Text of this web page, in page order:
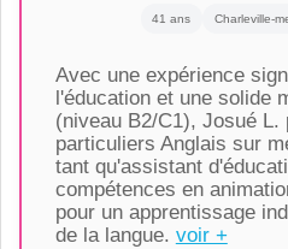
41 ans Charleville-
Avec une expérience
l'éducation et une solide
(niveau B2/C1), Josué L.
particuliers Anglais sur
tant qu'assistant
compétences en
pour un apprentissage
de la langue. voir +